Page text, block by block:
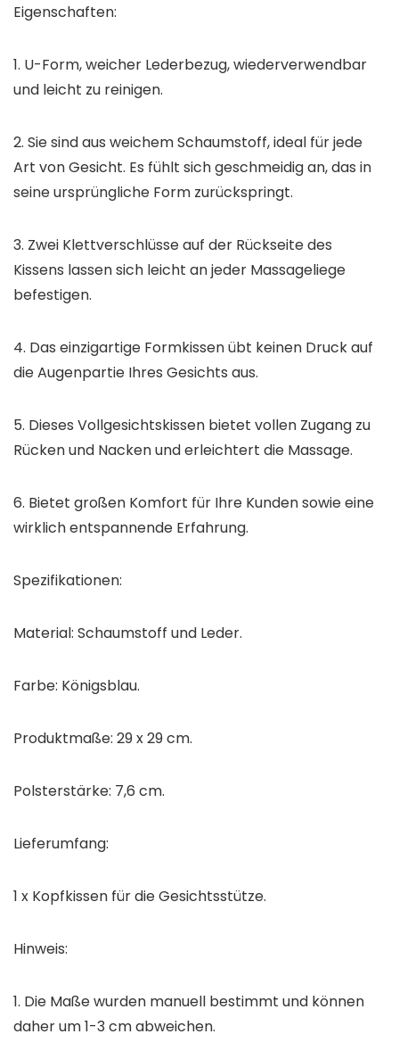
Eigenschaften:
1. U-Form, weicher Lederbezug, wiederverwendbar
und leicht zu reinigen.
2. Sie sind aus weichem Schaumstoff, ideal für jede
Art von Gesicht. Es fühlt sich geschmeidig an, das in
seine ursprüngliche Form zurückspringt.
3. Zwei Klettverschlüsse auf der Rückseite des
Kissens lassen sich leicht an jeder Massageliege
befestigen.
4. Das einzigartige Formkissen übt keinen Druck auf
die Augenpartie Ihres Gesichts aus.
5. Dieses Vollgesichtskissen bietet vollen Zugang zu
Rücken und Nacken und erleichtert die Massage.
6. Bietet großen Komfort für Ihre Kunden sowie eine
wirklich entspannende Erfahrung.
Spezifikationen:
Material: Schaumstoff und Leder.
Farbe: Königsblau.
Produktmaße: 29 x 29 cm.
Polsterstärke: 7,6 cm.
Lieferumfang:
1 x Kopfkissen für die Gesichtsstütze.
Hinweis:
1. Die Maße wurden manuell bestimmt und können
daher um 1-3 cm abweichen.